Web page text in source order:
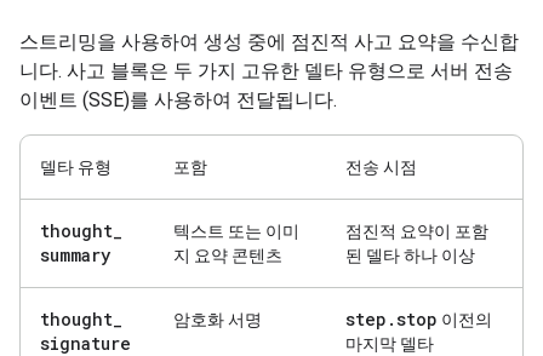
스트리밍을 사용하여 생성 중에 점진적 사고 요약을 수신합
니다. 사고 블록은 두 가지 고유한 델타 유형으로 서버 전송
이벤트 (SSE)를 사용하여 전달됩니다.
델타 유형 포함 전송 시점
thought_
summary
텍스트 또는 이미
지 요약 콘텐츠
점진적 요약이 포함
된 델타 하나 이상
thought_
signature
암호화 서명 step .stop 이전의
마지막 델타